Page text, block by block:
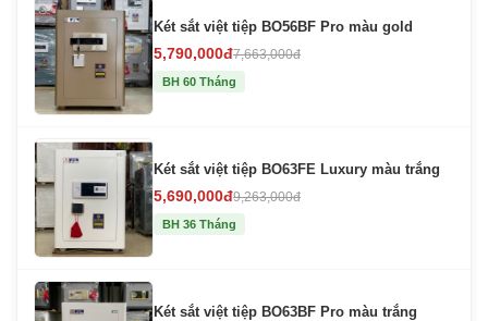
Két sắt việt tiệp BO56BF Pro màu gold
5,790,000đ7,663,000đ
BH 60 Tháng
Két sắt việt tiệp BO63FE Luxury màu trắng
5,690,000đ9,263,000đ
BH 36 Tháng
Két sắt việt tiệp BO63BF Pro màu trắng